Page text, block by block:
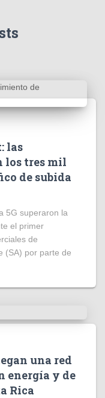
las
los tres mil
de subida
5G superaron la
el primer
de
(SA) por parte de
una red
energía y de
Rica